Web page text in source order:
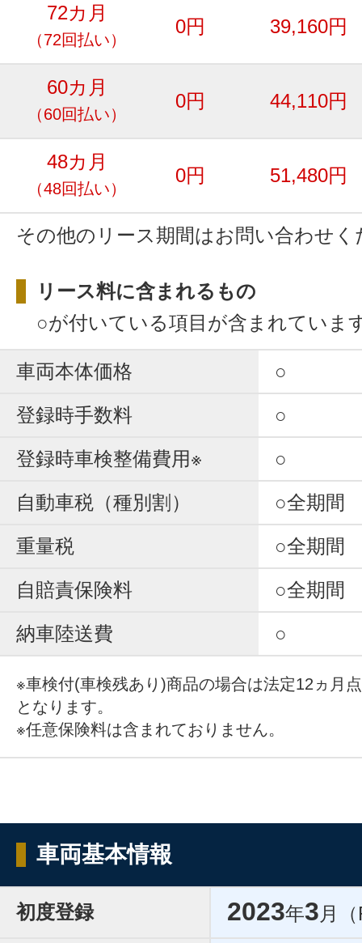
72カ月
（72回払い）
0円 39,160円
60カ月
（60回払い）
0円 44,110円
48カ月
（48回払い）
0円 51,480円
その他のリース期間はお問い合わせく
リース料に含まれるもの
○が付いている項目が含まれていま
車両本体価格
○
登録時手数料
○
登録時車検整備費用※
○
自動車税（種別割）
○全期間
重量税
○全期間
自賠責保険料
○全期間
納車陸送費
○
※車検付(車検残あり)商品の場合は法定12ヵ月
となります。
※任意保険料は含まれておりません。
車両基本情報
初度登録 2023年3 月